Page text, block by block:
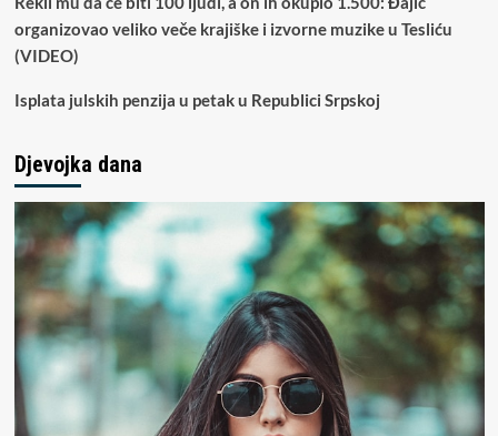
organizovao veliko veče krajiške i izvorne muzike u Tesliću
(VIDEO)
Isplata julskih penzija u petak u Republici Srpskoj
Djevojka dana